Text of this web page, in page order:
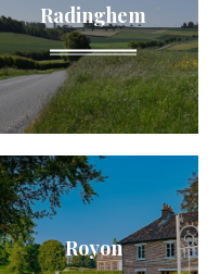
Radinghem
Royon